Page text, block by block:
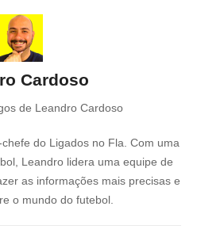
Cardoso
de Leandro Cardoso
do Ligados no Fla. Com uma
Leandro lidera uma equipe de
as informações mais precisas e
o mundo do futebol.